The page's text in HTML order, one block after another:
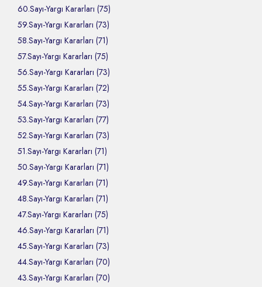
60.Sayı-Yargı Kararları (75)
59.Sayı-Yargı Kararları (73)
58.Sayı-Yargı Kararları (71)
57.Sayı-Yargı Kararları (75)
56.Sayı-Yargı Kararları (73)
55.Sayı-Yargı Kararları (72)
54.Sayı-Yargı Kararları (73)
53.Sayı-Yargı Kararları (77)
52.Sayı-Yargı Kararları (73)
51.Sayı-Yargı Kararları (71)
50.Sayı-Yargı Kararları (71)
49.Sayı-Yargı Kararları (71)
48.Sayı-Yargı Kararları (71)
47.Sayı-Yargı Kararları (75)
46.Sayı-Yargı Kararları (71)
45.Sayı-Yargı Kararları (73)
44.Sayı-Yargı Kararları (70)
43.Sayı-Yargı Kararları (70)